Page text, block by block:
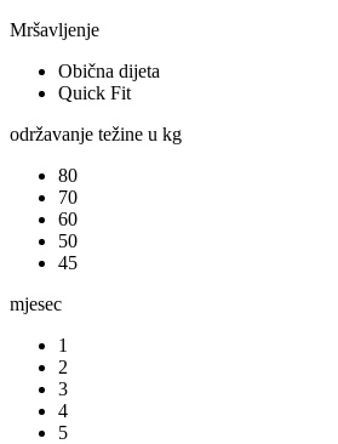
Mršavljenje
Obična dijeta
Quick Fit
održavanje težine u kg
80
70
60
50
45
mjesec
1
2
3
4
5